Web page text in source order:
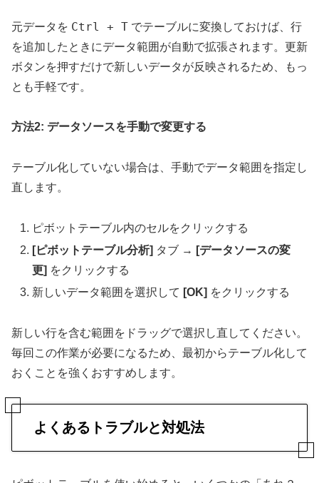
元データを Ctrl + T でテーブルに変換しておけば、行
を追加したときにデータ範囲が自動で拡張されます。更新
ボタンを押すだけで新しいデータが反映されるため、もっ
とも手軽です。
方法2: データソースを手動で変更する
テーブル化していない場合は、手動でデータ範囲を指定し
直します。
ピボットテーブル内のセルをクリックする
[ピボットテーブル分析] タブ → [データソースの変
更] をクリックする
新しいデータ範囲を選択して [OK] をクリックする
新しい行を含む範囲をドラッグで選択し直してください。
毎回この作業が必要になるため、最初からテーブル化して
おくことを強くおすすめします。
よくあるトラブルと対処法